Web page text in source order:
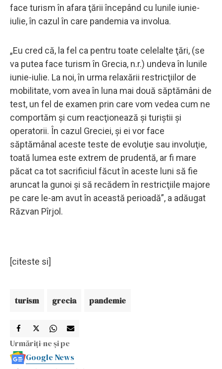
face turism în afara ţării începând cu lunile iunie-
iulie, în cazul în care pandemia va involua.
„Eu cred că, la fel ca pentru toate celelalte ţări, (se
va putea face turism în Grecia, n.r.) undeva în lunile
iunie-iulie. La noi, în urma relaxării restricţiilor de
mobilitate, vom avea în luna mai două săptămâni de
test, un fel de examen prin care vom vedea cum ne
comportăm şi cum reacţionează şi turiştii şi
operatorii. În cazul Greciei, şi ei vor face
săptămânal aceste teste de evoluţie sau involuţie,
toată lumea este extrem de prudentă, ar fi mare
păcat ca tot sacrificiul făcut în aceste luni să fie
aruncat la gunoi şi să recădem în restricţiile majore
pe care le-am avut în această perioadă”, a adăugat
Răzvan Pîrjol.
[citeste si]
turism grecia pandemie
Urmăriți-ne și pe
Google News